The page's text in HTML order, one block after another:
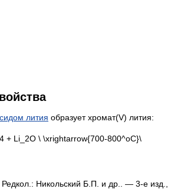
лития образует хромат(V) лития:
Никольский Б.П. и др.. — 3-е изд.,